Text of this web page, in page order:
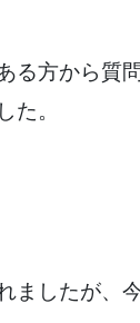
る方から質
た。
ましたが、